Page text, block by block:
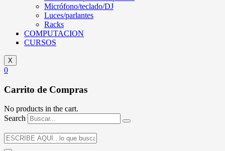
Micrófono/teclado/DJ
Luces/parlantes
Racks
COMPUTACION
CURSOS
X
0
Carrito de Compras
No products in the cart.
Search